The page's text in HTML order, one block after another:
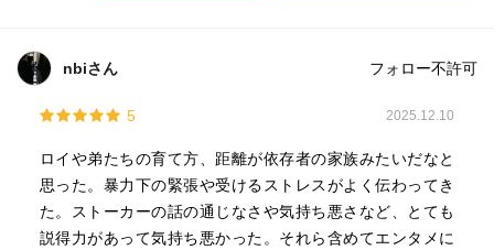
nbiさん フォロー不許可
5 2025.12.10
ロイや弟たちの育て方、距離が依存者の家族みたいだなと
思った。暴力下の緊張や受けるストレスがよく伝わってき
た。ストーカーの話の通じなさや気持ち悪さなど、とても
説得力があって気持ち悪かった。それら含めてエンタメに